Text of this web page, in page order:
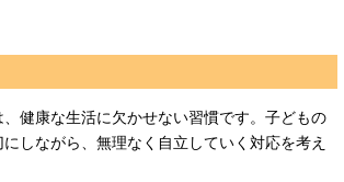
健康な生活に欠かせない習慣です。子どもの
しながら、無理なく自立していく対応を考え